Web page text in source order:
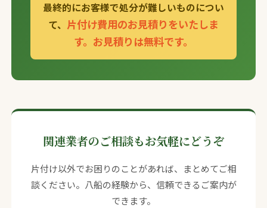
最終的にお客様で処分が難しいものについ
て、 片付け費用のお見積りをいたしま
す。お見積りは無料です。
関連業者のご相談もお気軽にどうぞ
片付け以外でお困りのことがあれば、まとめてご相
談ください。八船の経験から、信頼できるご案内が
できます。